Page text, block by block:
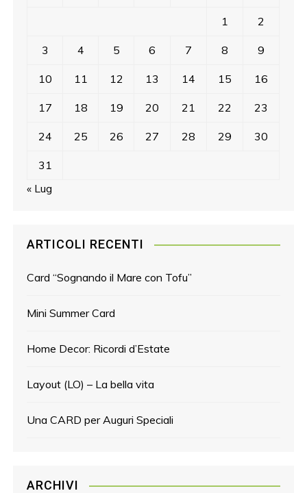
1 2
3 4 5 6 7 8 9
10 11 12 13 14 15 16
17 18 19 20 21 22 23
24 25 26 27 28 29 30
31
« Lug
ARTICOLI RECENTI
Card “Sognando il Mare con Tofu”
Mini Summer Card
Home Decor: Ricordi d’Estate
Layout (LO) – La bella vita
Una CARD per Auguri Speciali
ARCHIVI